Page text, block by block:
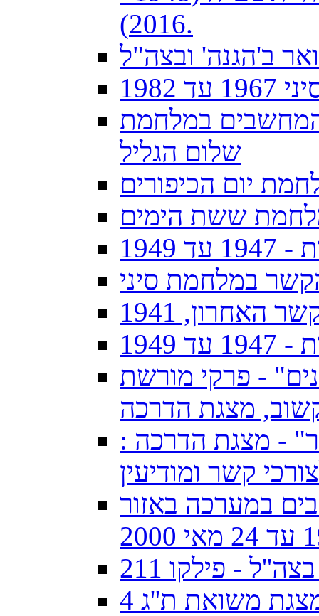
2016).
ב'הגנה' ובצה"ל
במלחמת
שלום הגליל
יום הכיפורים
ששת הימים
במלחמת סיני
האחרון, 1941
- פרקי מורשת
מצגת הדרכה
- מצגת הדרכה :
קשר ומודיעין
במערכה באזור
- פילקו 211
מצגת משואת ת''ג 4Z4SI באתר להנצחת חללי חיל